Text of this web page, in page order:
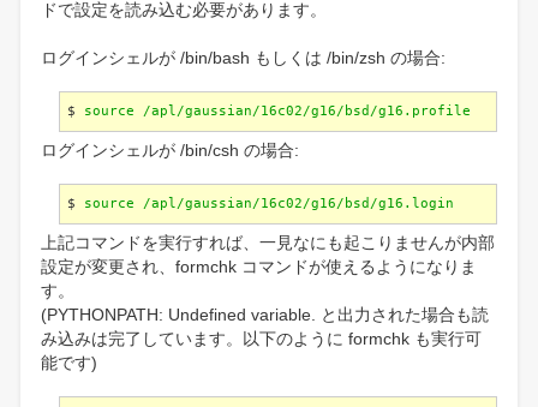
ドで設定を読み込む必要があります。
ログインシェルが /bin/bash もしくは /bin/zsh の場合:
$ source /apl/gaussian/16c02/g16/bsd/g16.profile
ログインシェルが /bin/csh の場合:
$ source /apl/gaussian/16c02/g16/bsd/g16.login
上記コマンドを実行すれば、一見なにも起こりませんが内部
設定が変更され、formchk コマンドが使えるようになりま
す。
(PYTHONPATH: Undefined variable. と出力された場合も読
み込みは完了しています。以下のように formchk も実行可
能です)